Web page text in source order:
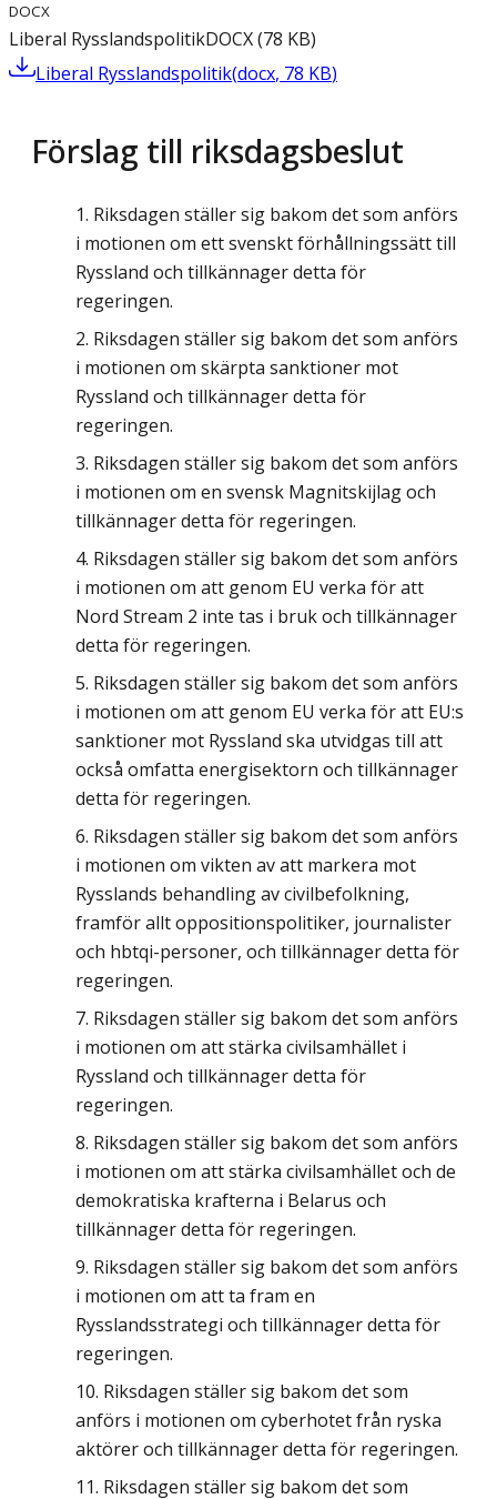
DOCX
Liberal RysslandspolitikDOCX(78 KB)
Liberal Rysslandspolitik(docx, 78 KB)
Förslag till riksdagsbeslut
Riksdagen ställer sig bakom det som anförs
i motionen om ett svenskt förhållningssätt till
Ryssland och tillkännager detta för
regeringen.
Riksdagen ställer sig bakom det som anförs
i motionen om skärpta sanktioner mot
Ryssland och tillkännager detta för
regeringen.
Riksdagen ställer sig bakom det som anförs
i motionen om en svensk Magnitskijlag och
tillkännager detta för regeringen.
Riksdagen ställer sig bakom det som anförs
i motionen om att genom EU verka för att
Nord Stream 2 inte tas i bruk och tillkännager
detta för regeringen.
Riksdagen ställer sig bakom det som anförs
i motionen om att genom EU verka för att EU:s
sanktioner mot Ryssland ska utvidgas till att
också omfatta energisektorn och tillkännager
detta för regeringen.
Riksdagen ställer sig bakom det som anförs
i motionen om vikten av att markera mot
Rysslands behandling av civilbefolkning,
framför allt oppositionspolitiker, journalister
och hbtqi-personer, och tillkännager detta för
regeringen.
Riksdagen ställer sig bakom det som anförs
i motionen om att stärka civilsamhället i
Ryssland och tillkännager detta för
regeringen.
Riksdagen ställer sig bakom det som anförs
i motionen om att stärka civilsamhället och de
demokratiska krafterna i Belarus och
tillkännager detta för regeringen.
Riksdagen ställer sig bakom det som anförs
i motionen om att ta fram en
Rysslandsstrategi och tillkännager detta för
regeringen.
Riksdagen ställer sig bakom det som
anförs i motionen om cyberhotet från ryska
aktörer och tillkännager detta för regeringen.
Riksdagen ställer sig bakom det som